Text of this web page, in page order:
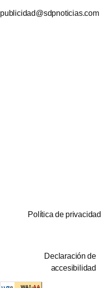
publicidad@sdpnoticias.com
Política de privacidad
Declaración de
accesibilidad